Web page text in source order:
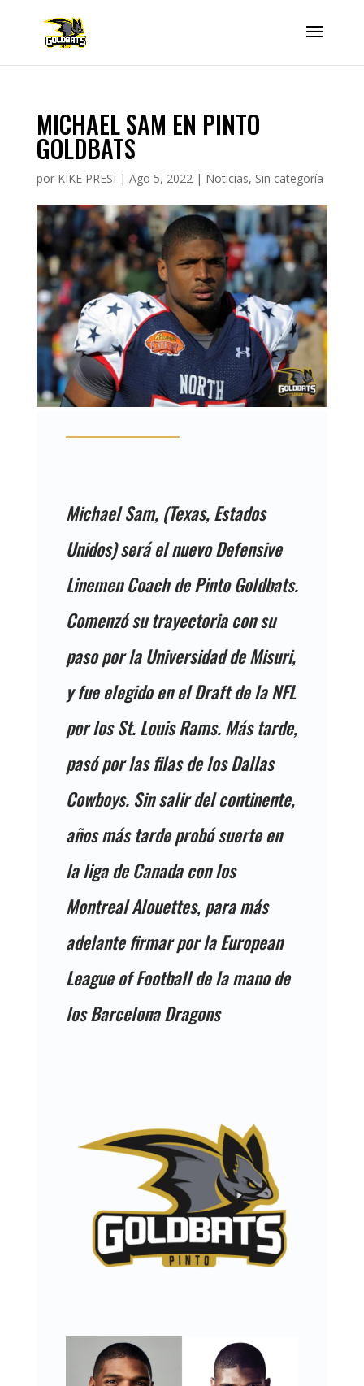
MICHAEL SAM EN PINTO
GOLDBATS
por KIKE PRESI | Ago 5, 2022| Noticias, Sin categoría
Michael Sam, (Texas, Estados
Unidos) será el nuevo Defensive
Linemen Coach de Pinto Goldbats.
Comenzó su trayectoria con su
paso por la Universidad de Misuri,
y fue elegido en el Draft de la NFL
por los St. Louis Rams. Más tarde,
pasó por las filas de los Dallas
Cowboys. Sin salir del continente,
años más tarde probó suerte en
la liga de Canada con los
Montreal Alouettes, para más
adelante firmar por la European
League of Football de la mano de
los Barcelona Dragons